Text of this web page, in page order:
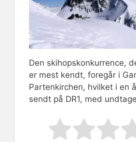
Den skihopskonkurrence,
er mest kendt, foregår i
Partenkirchen, hvilket i en
sendt på DR1, med
Rate this item: